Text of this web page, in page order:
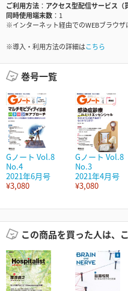
ご利用方法
アクセス型配信サービス（
同時使用端末数
1
※インターネット経由でのWEBブラウザ
※導入・利用方法の詳細はこちら
巻号一覧
Gノート Vol.8
No.4
2021年6月号
¥3,080
Gノート Vol.8
No.3
2021年4月号
¥3,080
この商品を買った人は、